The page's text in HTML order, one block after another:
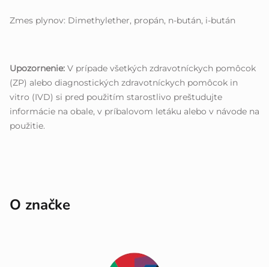
Zmes plynov: Dimethylether, propán, n-bután, i-bután
Upozornenie: V prípade všetkých zdravotníckych pomôcok
(ZP) alebo diagnostických zdravotníckych pomôcok in
vitro (IVD) si pred použitím starostlivo preštudujte
informácie na obale, v príbalovom letáku alebo v návode na
použitie.
O značke